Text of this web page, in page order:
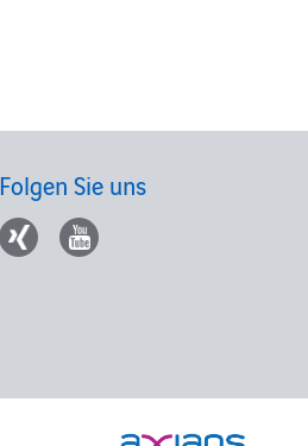
Folgen Sie uns